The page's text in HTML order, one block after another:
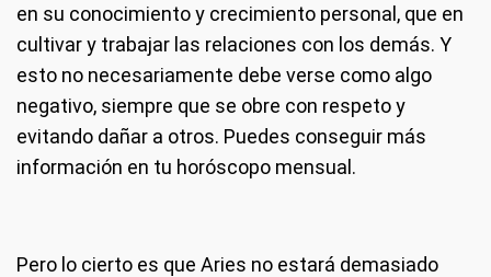
en su conocimiento y crecimiento personal, que en
cultivar y trabajar las relaciones con los demás. Y
esto no necesariamente debe verse como algo
negativo, siempre que se obre con respeto y
evitando dañar a otros. Puedes conseguir más
información en tu horóscopo mensual.
Pero lo cierto es que Aries no estará demasiado